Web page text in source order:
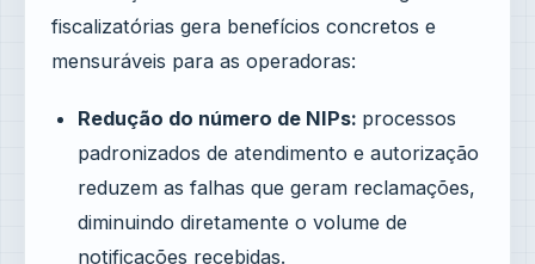
fiscalizatórias gera benefícios concretos e
mensuráveis para as operadoras:
Redução do número de NIPs: processos
padronizados de atendimento e autorização
reduzem as falhas que geram reclamações,
diminuindo diretamente o volume de
notificações recebidas.